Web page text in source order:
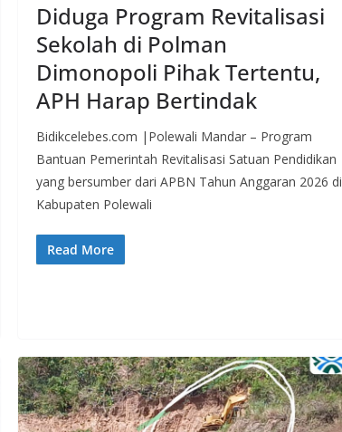
Diduga Program Revitalisasi
Sekolah di Polman
Dimonopoli Pihak Tertentu,
APH Harap Bertindak
Bidikcelebes.com |Polewali Mandar – Program
Bantuan Pemerintah Revitalisasi Satuan Pendidikan
yang bersumber dari APBN Tahun Anggaran 2026 di
Kabupaten Polewali
Read More